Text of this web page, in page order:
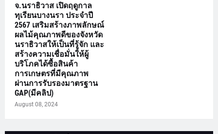
จ.นราธิวาส เปิดฤดูกาล
ทุเรียนบางนรา ประจำปี
2567 เสริมสร้างภาพลักษณ์
ผลไม้คุณภาพดีของจังหวัด
นราธิวาสให้เป็นที่รู้จัก และ
สร้างความเชื่อมั่นให้ผู้
บริโภคได้ซื้อสินค้า
การเกษตรที่มีคุณภาพ
ผ่านการรับรองมาตรฐาน
GAP(มีคลิป)
August 08, 2024